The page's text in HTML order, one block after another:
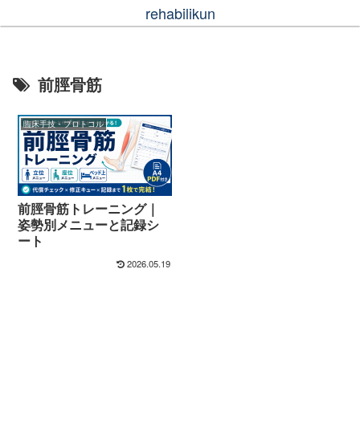
rehabilikun
前脛骨筋
臨床手技・プロトコル
前脛骨筋トレーニング｜
姿勢別メニューと記録シ
ート
2026.05.19